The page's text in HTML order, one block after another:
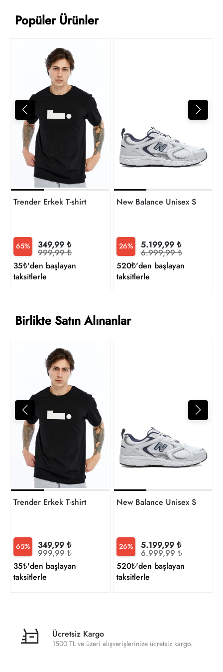
Popüler Ürünler
Trender Erkek T-shirt
65% 349,99 ₺
999,99 ₺
35₺'den başlayan
taksitlerle
New Balance Unisex Sneaker
26% 5.199,99 ₺
6.999,99 ₺
520₺'den başlayan
taksitlerle
Birlikte Satın Alınanlar
Trender Erkek T-shirt
65% 349,99 ₺
999,99 ₺
35₺'den başlayan
taksitlerle
New Balance Unisex Sneaker
26% 5.199,99 ₺
6.999,99 ₺
520₺'den başlayan
taksitlerle
Ücretsiz Kargo
1500 TL ve üzeri alışverişlerinize ücretsiz kargo.